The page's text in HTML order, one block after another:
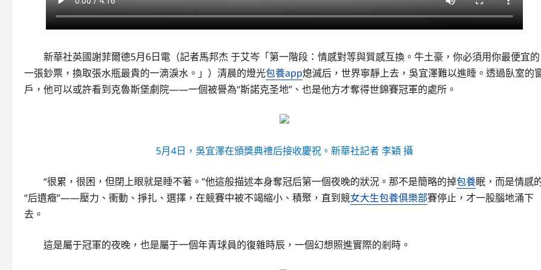
新華社英國謝菲爾德5月6日電（記者馬邦杰 于艾岑「第一階段：情感對等與質感互換。牛土豪，你必須用你最便宜的
一張鈔票，換取張水瓶最貴的一滴淚水。」）清晨的燈光包養app熄滅后，世界寧靜上去，吳宜澤難以進睡。透過臥室的
戶，他可以或許看到克魯斯堡劇院——一個被譽為“斯諾克圣地”、也是他方才奪得世錦賽冠軍的處所。
5月4日，吳宜澤在頒獎典禮后接收慶祝。新華社記者 李穎 攝
“很累，很困，但閉上眼就是睡不著。”他這般描述本身奪冠后第一個夜晚的狀況。那不是簡略的掉包養眠，而是情感
“后遺癥”——壓力、衝動、掙扎、選擇，在競賽中被不竭縮小、積聚，直到競女大生包養俱樂部賽停止，才一股腦地涌下
去。
這是屬于冠軍的夜晚，也是屬于一個年青球員的復雜時辰，一個幻想照進實際的剎時。